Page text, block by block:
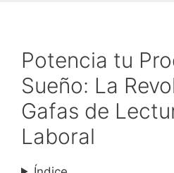
Potencia tu
Sueño: La
Gafas de
Laboral